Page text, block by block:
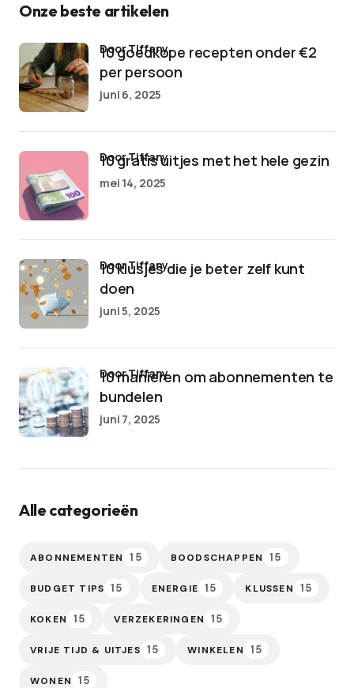
Onze beste artikelen
10 goedkope recepten onder €2
per persoon
door Tiffany
juni 6, 2025
10 gratis uitjes met het hele gezin
door Tiffany
mei 14, 2025
10 klusjes die je beter zelf kunt
doen
door Tiffany
juni 5, 2025
10 manieren om abonnementen te
bundelen
door Tiffany
juni 7, 2025
Alle categorieën
ABONNEMENTEN 15 BOODSCHAPPEN 15
BUDGET TIPS 15 ENERGIE 15 KLUSSEN 15
KOKEN 15 VERZEKERINGEN 15
VRIJE TIJD & UITJES 15 WINKELEN 15
WONEN 15